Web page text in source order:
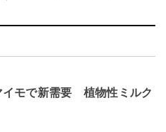
イモで新需要 植物性ミルク